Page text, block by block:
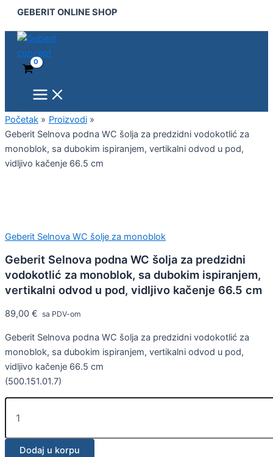
Pređi
sadržaj
GEBERIT ONLINE SHOP
Menu
Početak
Proizvodi
Geberit Selnova podna WC šolja za predzidni vodokotlić za
monoblok, sa dubokim ispiranjem, vertikalni odvod u pod,
vidljivo kačenje 66.5 cm
Geberit Selnova WC šolje za monoblok
Geberit Selnova podna WC šolja za predzidni
vodokotlić za monoblok, sa dubokim ispiranjem,
vertikalni odvod u pod, vidljivo kačenje 66.5 cm
89,00 € sa PDV-om
Geberit Selnova podna WC šolja za predzidni vodokotlić za
monoblok, sa dubokim ispiranjem, vertikalni odvod u pod,
vidljivo kačenje 66.5 cm
(500.151.01.7)
Selnova
podna
WC
šolja
vodokotlić
monoblok,
sa
dubokim
ispiranjem,
vertikalni
66.5
količina
Dodaj u korpu